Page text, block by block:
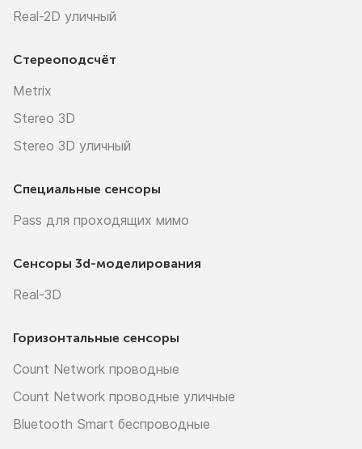
Real-2D уличный
Стереоподсчёт
Metrix
Stereo 3D
Stereo 3D уличный
Специальные сенсоры
Pass для проходящих мимо
Сенсоры 3d-моделирования
Real-3D
Горизонтальные сенсоры
Count Network проводные
Count Network проводные уличные
Bluetooth Smart беспроводные